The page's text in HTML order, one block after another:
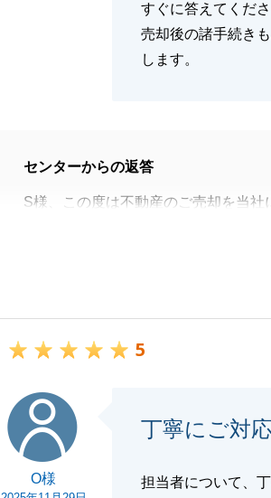
すぐに答えてくだ
売却後の諸手続き
します。
センターからの返答
S様、この度は不動産のご売却を当
S様におかれましては、20年以上お
ことで色々な思いもあったかと存じま
私自身も、スピード感と安心感を大
今後も、お困りごとございましたら
す。
改めまして、この度は誠にありがとう
5
O様
丁寧にご対
担当者について、